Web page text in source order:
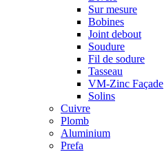
Sur mesure
Bobines
Joint debout
Soudure
Fil de sodure
Tasseau
VM-Zinc Façade
Solins
Cuivre
Plomb
Aluminium
Prefa